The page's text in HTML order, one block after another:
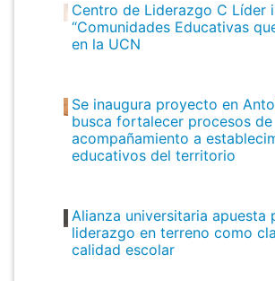
Centro de Liderazgo C Líder
“Comunidades Educativas
en la UCN
Se inaugura proyecto en
busca fortalecer procesos de
acompañamiento a
educativos del territorio
Alianza universitaria apuesta
liderazgo en terreno como
calidad escolar